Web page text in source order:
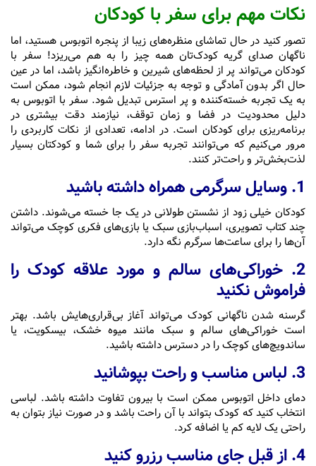
نکات مهم برای سفر با کودکان
تصور کنید در حال تماشای منظره‌های زیبا از پنجره اتوبوس هستید، اما
ناگهان صدای گریه کودک‌تان همه چیز را به هم می‌ریزد! سفر با
کودکان می‌تواند پر از لحظه‌های شیرین و خاطره‌انگیز باشد، اما در عین
حال اگر بدون آمادگی و توجه به جزئیات لازم انجام شود، ممکن است
به یک تجربه خسته‌کننده و پر استرس تبدیل شود. سفر با اتوبوس به
دلیل محدودیت در فضا و زمان توقف، نیازمند دقت بیشتری در
برنامه‌ریزی برای کودکان است. در ادامه، تعدادی از نکات کاربردی را
مرور می‌کنیم که می‌توانند تجربه سفر را برای شما و کودکتان بسیار
لذت‌بخش‌تر و راحت‌تر کنند.
1. وسایل سرگرمی همراه داشته باشید
کودکان خیلی زود از نشستن طولانی در یک جا خسته می‌شوند. داشتن
چند کتاب تصویری، اسباب‌بازی سبک یا بازی‌های فکری کوچک می‌تواند
آن‌ها را برای ساعت‌ها سرگرم نگه دارد.
2. خوراکی‌های سالم و مورد علاقه کودک را
فراموش نکنید
گرسنه شدن ناگهانی کودک می‌تواند آغاز بی‌قراری‌هایش باشد. بهتر
است خوراکی‌های سالم و سبک مانند میوه خشک، بیسکویت، یا
ساندویچ‌های کوچک را در دسترس داشته باشید.
3. لباس مناسب و راحت بپوشانید
دمای داخل اتوبوس ممکن است با بیرون تفاوت داشته باشد. لباسی
انتخاب کنید که کودک بتواند با آن راحت باشد و در صورت نیاز بتوان به
راحتی یک لایه کم یا اضافه کرد.
4. از قبل جای مناسب رزرو کنید